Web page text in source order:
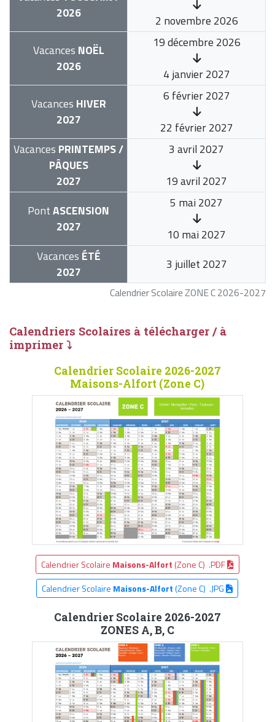
Calendrier Scolaire ZONE C 2026-2027
2026
2 novembre 2026
Vacances NOËL
2026
19 décembre 2026
4 janvier 2027
Vacances HIVER
2027
6 février 2027
22 février 2027
Vacances PRINTEMPS /
PÂQUES
2027
3 avril 2027
19 avril 2027
PontASCENSION
2027
5 mai 2027
10 mai 2027
Vacances ÉTÉ
2027
3 juillet 2027
Calendriers Scolaires à télécharger / à
imprimer ⤵
Calendrier Scolaire 2026-2027
Maisons-Alfort (Zone C)
Calendrier Scolaire Maisons-Alfort (Zone C) .PDF
Calendrier Scolaire Maisons-Alfort(Zone C) .JPG
Calendrier Scolaire 2026-2027
ZONES A, B, C